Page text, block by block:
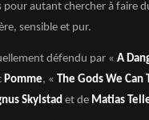
pour autant chercher à faire
sensible et pur.
défendu par « A
Pomme, « The Gods We Can
Skylstad et de Matias